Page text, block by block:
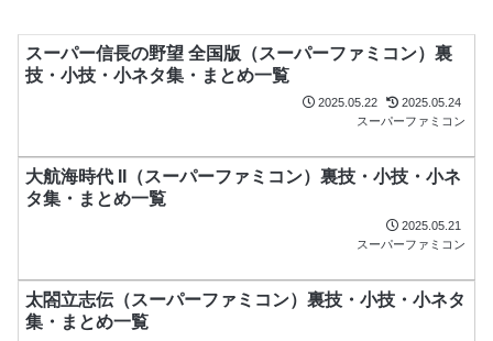
スーパー信長の野望 全国版（スーパーファミコン）裏
技・小技・小ネタ集・まとめ一覧
2025.05.22
2025.05.24
スーパーファミコン
大航海時代 II（スーパーファミコン）裏技・小技・小ネ
タ集・まとめ一覧
2025.05.21
スーパーファミコン
太閤立志伝（スーパーファミコン）裏技・小技・小ネタ
集・まとめ一覧